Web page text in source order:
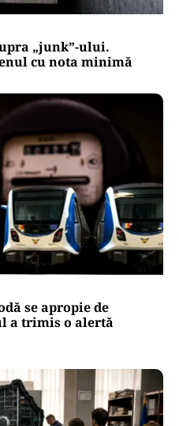
„junk”-ului.
cu nota minimă
se apropie de
a trimis o alertă